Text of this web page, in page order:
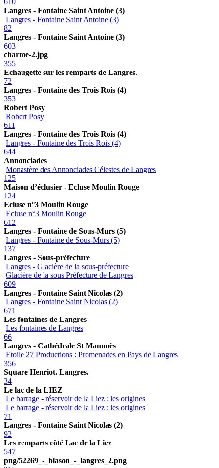
Langres - Fontaine Saint Antoine (3)
Langres - Fontaine Saint Antoine (3)
82
Langres - Fontaine Saint Antoine (3)
603
charme-2.jpg
355
Echaugette sur les remparts de Langres.
72
Langres - Fontaine des Trois Rois (4)
353
Robert Posy
Robert Posy
611
Langres - Fontaine des Trois Rois (4)
Langres - Fontaine des Trois Rois (4)
644
Annonciades
Monastère des Annonciades Célestes de Langres
125
Maison d’éclusier - Ecluse Moulin Rouge
124
Ecluse n°3 Moulin Rouge
Ecluse n°3 Moulin Rouge
612
Langres - Fontaine de Sous-Murs (5)
Langres - Fontaine de Sous-Murs (5)
137
Langres - Sous-préfecture
Langres - Glacière de la sous-préfecture
Glacière de la sous Préfecture de Langres
609
Langres - Fontaine Saint Nicolas (2)
Langres - Fontaine Saint Nicolas (2)
671
Les fontaines de Langres
Les fontaines de Langres
66
Langres - Cathédrale St Mammès
Etoile 27 Productions : Promenades en Pays de Langres
356
Square Henriot. Langres.
34
Le lac de la LIEZ
Le barrage - réservoir de la Liez : les origines
Le barrage - réservoir de la Liez : les origines
71
Langres - Fontaine Saint Nicolas (2)
92
Les remparts côté Lac de la Liez
547
png/52269_-_blason_-_langres_2.png